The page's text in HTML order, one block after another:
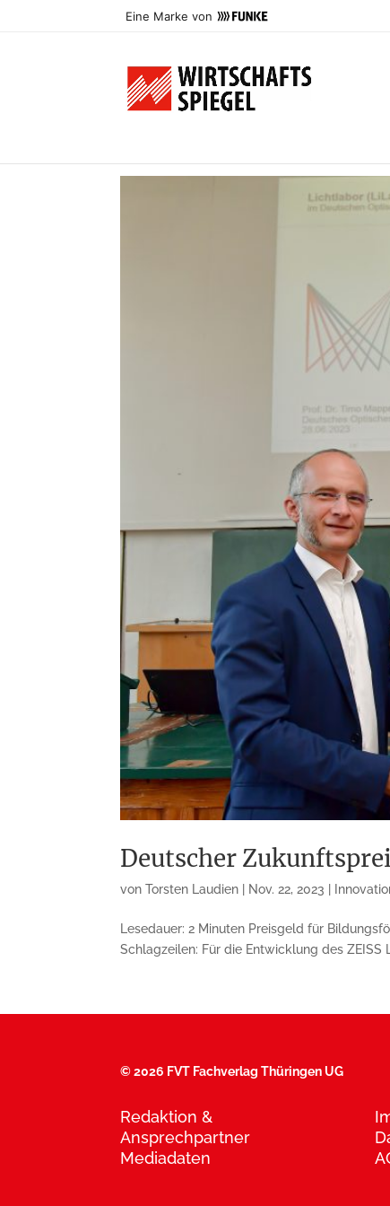
Eine Marke von
Deutscher
vonTorsten Laudien | Nov. 22, 2023 |
Lesedauer: 2 Minuten Preisgeld für
Schlagzeilen: Für die Entwicklung des ZEISS
©2026 FVT Fachverlag Thüringen UG
Redaktion &
Ansprechpartner
Mediadaten